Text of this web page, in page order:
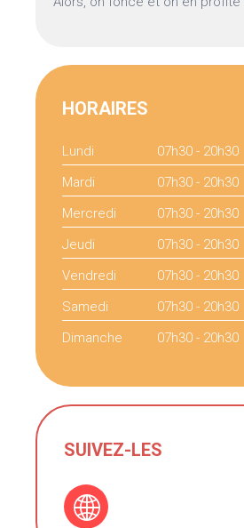
HORAIRES
Lundi
07h30 - 20h30
Mardi
07h30 - 20h30
Mercredi
07h30 - 20h30
Jeudi
07h30 - 20h30
Vendredi
07h30 - 20h30
Samedi
07h30 - 20h30
Dimanche
07h30 - 20h30
SUIVEZ-LES